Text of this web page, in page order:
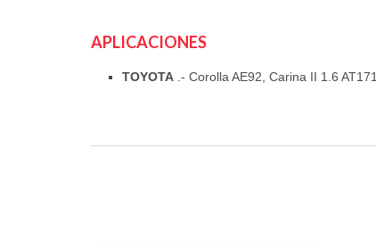
APLICACIONES
TOYOTA .- Corolla AE92, Carina II 1.6 AT171